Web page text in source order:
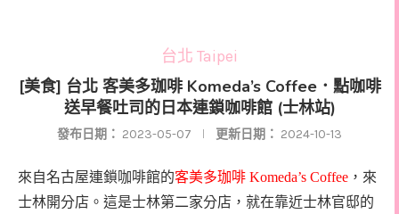
台北 Taipei
[美食] 台北 客美多珈啡 Komeda’s Coffee．點咖啡
送早餐吐司的日本連鎖咖啡館 (士林站)
發布日期： 2023-05-07 更新日期： 2024-10-13
來自名古屋連鎖咖啡館的客美多珈啡 Komeda’s Coffee ，來
士林開分店。這是士林第二家分店，就在靠近士林官邸的